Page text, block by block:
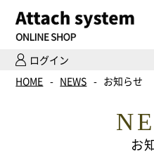
ログイン
HOME
HOME NEWS お知らせ
お